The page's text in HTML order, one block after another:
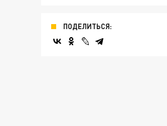
ПОДЕЛИТЬСЯ: